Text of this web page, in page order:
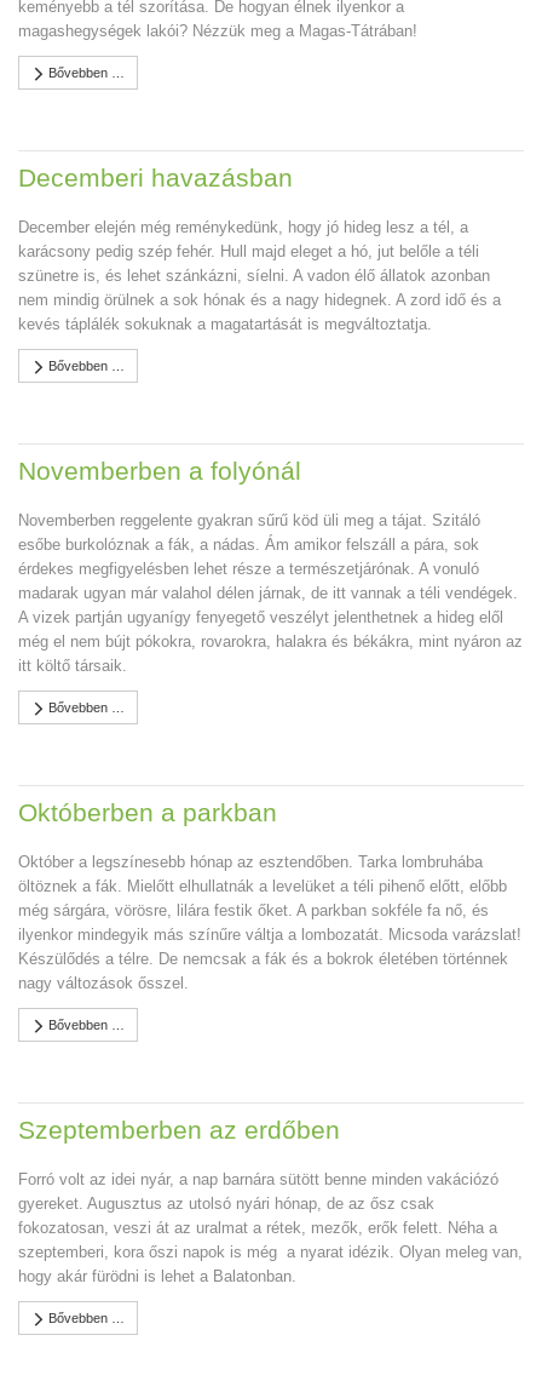
keményebb a tél szorítása. De hogyan élnek ilyenkor a
magashegységek lakói? Nézzük meg a Magas-Tátrában!
Bővebben …
Decemberi havazásban
December elején még reménykedünk, hogy jó hideg lesz a tél, a
karácsony pedig szép fehér. Hull majd eleget a hó, jut belőle a téli
szünetre is, és lehet szánkázni, síelni. A vadon élő állatok azonban
nem mindig örülnek a sok hónak és a nagy hidegnek. A zord idő és a
kevés táplálék sokuknak a magatartását is megváltoztatja.
Bővebben …
Novemberben a folyónál
Novemberben reggelente gyakran sűrű köd üli meg a tájat. Szitáló
esőbe burkolóznak a fák, a nádas. Ám amikor felszáll a pára, sok
érdekes megfigyelésben lehet része a természetjárónak. A vonuló
madarak ugyan már valahol délen járnak, de itt vannak a téli vendégek.
A vizek partján ugyanígy fenyegető veszélyt jelenthetnek a hideg elől
még el nem bújt pókokra, rovarokra, halakra és békákra, mint nyáron az
itt költő társaik.
Bővebben …
Októberben a parkban
Október a legszínesebb hónap az esztendőben. Tarka lombruhába
öltöznek a fák. Mielőtt elhullatnák a levelüket a téli pihenő előtt, előbb
még sárgára, vörösre, lilára festik őket. A parkban sokféle fa nő, és
ilyenkor mindegyik más színűre váltja a lombozatát. Micsoda varázslat!
Készülődés a télre. De nemcsak a fák és a bokrok életében történnek
nagy változások ősszel.
Bővebben …
Szeptemberben az erdőben
Forró volt az idei nyár, a nap barnára sütött benne minden vakációzó
gyereket. Augusztus az utolsó nyári hónap, de az ősz csak
fokozatosan, veszi át az uralmat a rétek, mezők, erők felett. Néha a
szeptemberi, kora őszi napok is még a nyarat idézik. Olyan meleg van,
hogy akár fürödni is lehet a Balatonban.
Bővebben …